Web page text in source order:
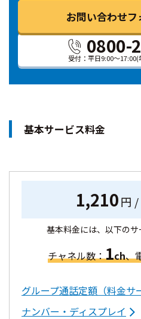
0800-
受付：平日9:00～17:00(
お問い合わせ
基本サービス料金
1,210円
基本料金には、以下のサ
チャネル数：1ch、
グループ通話定額（料金サ
ナンバー・ディスプレイ